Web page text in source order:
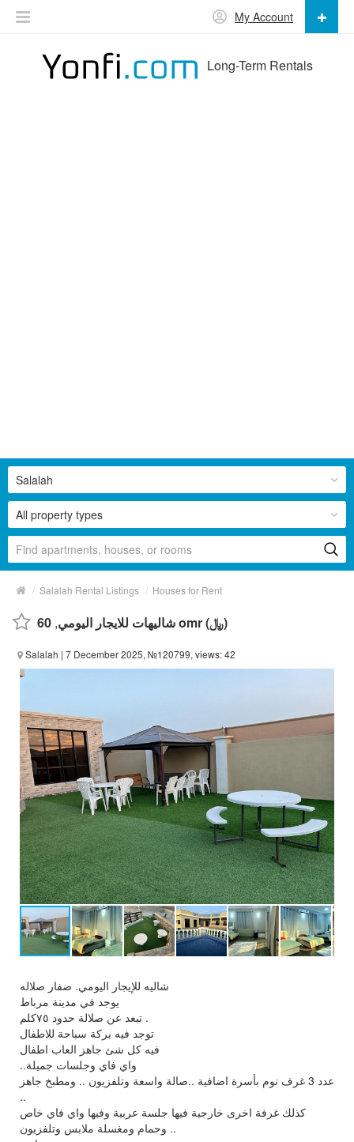
Long-Term Rentals
My Account
All property types
Salalah
/ Salalah Rental Listings / Houses for Rent
شاليهات للايجار اليومي, 60 omr (﷼)
Salalah | 7 December 2025, №120799, views: 42
شاليه للإيجار اليومي. ضفار صلاله
يوجد في مدينة مرباط
تبعد عن صلالة حدود ٧٥كلم .
توجد فيه بركة سباحة للاطفال
فيه كل شئ جاهز العاب اطفال
..واي فاي وجلسات جميلة
عدد 3 غرف نوم بأسرة اضافية ..صالة واسعة وتلفزيون .. ومطبخ جاهز
..
كذلك غرفة اخرى خارجية فيها جلسة عربية وفيها واي فاي خاص
وحمام ومغسلة ملابس وتلفزيون ..